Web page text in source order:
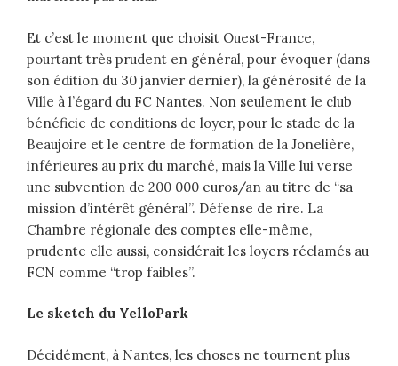
Et c’est le moment que choisit Ouest-France,
pourtant très prudent en général, pour évoquer (dans
son édition du 30 janvier dernier), la générosité de la
Ville à l’égard du FC Nantes. Non seulement le club
bénéficie de conditions de loyer, pour le stade de la
Beaujoire et le centre de formation de la Jonelière,
inférieures au prix du marché, mais la Ville lui verse
une subvention de 200 000 euros/an au titre de “sa
mission d’intérêt général”. Défense de rire. La
Chambre régionale des comptes elle-même,
prudente elle aussi, considérait les loyers réclamés au
FCN comme “trop faibles”.
Le sketch du YelloPark
Décidément, à Nantes, les choses ne tournent plus